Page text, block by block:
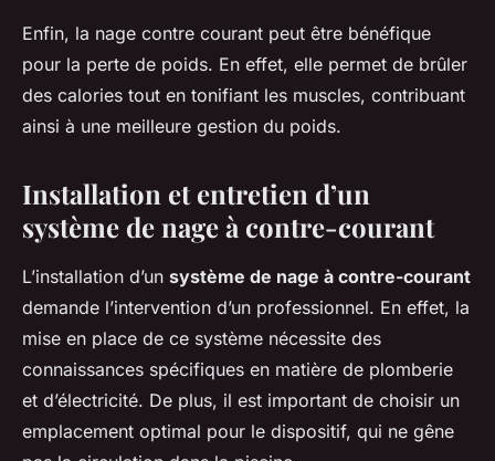
Enfin, la nage contre courant peut être bénéfique
pour la perte de poids. En effet, elle permet de brûler
des calories tout en tonifiant les muscles, contribuant
ainsi à une meilleure gestion du poids.
Installation et entretien d’un
système de nage à contre-courant
L’installation d’un système de nage à contre-courant
demande l’intervention d’un professionnel. En effet, la
mise en place de ce système nécessite des
connaissances spécifiques en matière de plomberie
et d’électricité. De plus, il est important de choisir un
emplacement optimal pour le dispositif, qui ne gêne